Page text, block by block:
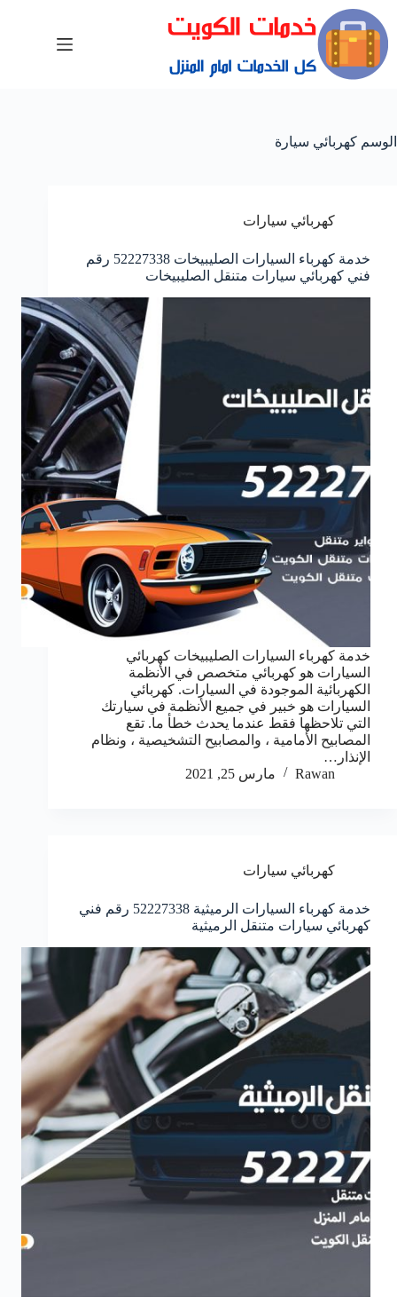
الوسم كهربائي سيارة
كهربائي سيارات
خدمة كهرباء السيارات الصليبيخات 52227338 رقم
فني كهربائي سيارات متنقل الصليبيخات
خدمة كهرباء السيارات الصليبيخات كهربائي
السيارات هو كهربائي متخصص في الأنظمة
الكهربائية الموجودة في السيارات. كهربائي
السيارات هو خبير في جميع الأنظمة في سيارتك
التي تلاحظها فقط عندما يحدث خطأ ما. تقع
المصابيح الأمامية ، والمصابيح التشخيصية ، ونظام
الإنذار…
Rawan
مارس 25, 2021
كهربائي سيارات
خدمة كهرباء السيارات الرميثية 52227338 رقم فني
كهربائي سيارات متنقل الرميثية